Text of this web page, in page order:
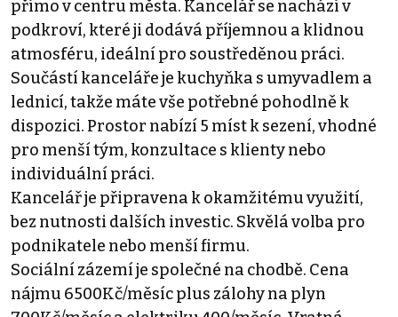
přímo v centru města. Kancelář se nachází v
podkroví, které ji dodává příjemnou a klidnou
atmosféru, ideální pro soustředěnou práci.
Součástí kanceláře je kuchyňka s umyvadlem a
lednicí, takže máte vše potřebné pohodlně k
dispozici. Prostor nabízí 5 míst k sezení, vhodné
pro menší tým, konzultace s klienty nebo
individuální práci.
Kancelář je připravena k okamžitému využití,
bez nutnosti dalších investic. Skvělá volba pro
podnikatele nebo menší firmu.
Sociální zázemí je společné na chodbě. Cena
nájmu 6500Kč/měsíc plus zálohy na plyn